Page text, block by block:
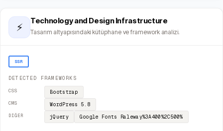
⚡
Technology and Design Infrastructure
Tasarım altyapısındaki kütüphane ve framework analizi.
SSR
DETECTED FRAMEWORKS
CSS Bootstrap
CMS WordPress 5.8
DIĞER jQuery Google Fonts Raleway%3A400%2C500%